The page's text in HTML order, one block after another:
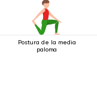
Postura de la media
paloma